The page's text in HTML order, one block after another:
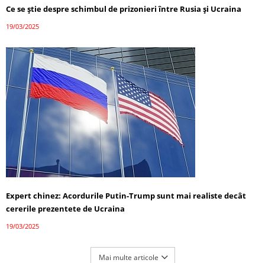
Ce se știe despre schimbul de prizonieri între Rusia și Ucraina
19/03/2025
Expert chinez: Acordurile Putin-Trump sunt mai realiste decât
cererile prezentete de Ucraina
19/03/2025
Mai multe articole